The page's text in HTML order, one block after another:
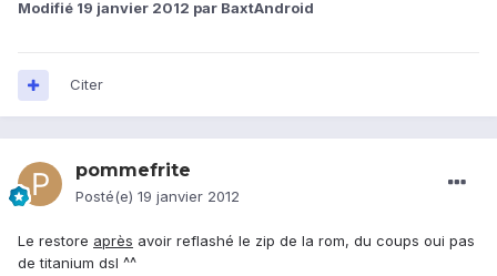
Modifié 19 janvier 2012 par BaxtAndroid
Citer
pommefrite
Posté(e) 19 janvier 2012
Le restore après avoir reflashé le zip de la rom, du coups oui pas
de titanium dsl ^^